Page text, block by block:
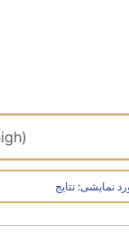
نتایج :نمایشی